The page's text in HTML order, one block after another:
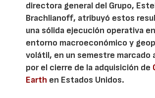
directora general del Grupo,
Brachlianoff, atribuyó estos
una sólida ejecución operativa
entorno macroeconómico y
volátil, en un semestre marcado
por el cierre de la adquisición de
Earth en Estados Unidos.